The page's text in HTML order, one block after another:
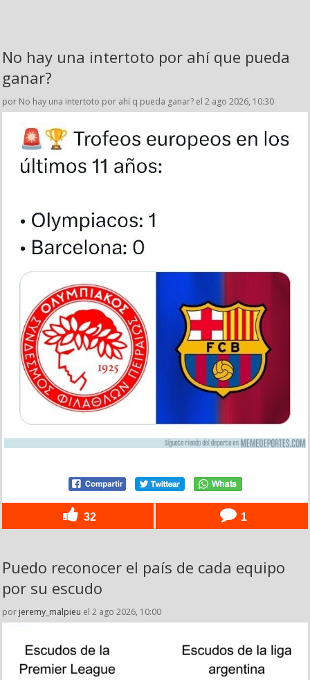
No hay una intertoto por ahí que pueda
ganar?
por No hay una intertoto por ahí q pueda ganar? el 2 ago 2026, 10:30
32 1
Puedo reconocer el país de cada equipo
por su escudo
por jeremy_malpieu el 2 ago 2026, 10:00